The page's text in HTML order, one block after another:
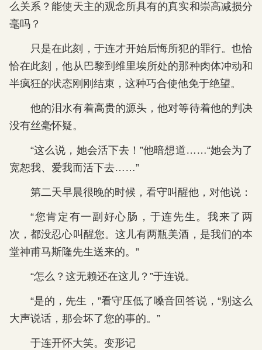
么关系？能使天主的观念所具有的真实和崇高减损分
毫吗？
只是在此刻，于连才开始后悔所犯的罪行。也恰
恰在此刻，他从巴黎到维里埃所处的那种肉体冲动和
半疯狂的状态刚刚结束，这种巧合使他免于绝望。
他的泪水有着高贵的源头，他对等待着他的判决
没有丝毫怀疑。
“这么说，她会活下去！”他暗想道……“她会为了
宽恕我、爱我而活下去……”
第二天早晨很晚的时候，看守叫醒他，对他说：
“您肯定有一副好心肠，于连先生。我来了两
次，都没忍心叫醒您。这儿有两瓶美酒，是我们的本
堂神甫马斯隆先生送来的。”
“怎么？这无赖还在这儿？”于连说。
“是的，先生，”看守压低了嗓音回答说，“别这么
大声说话，那会坏了您的事的。”
于连开怀大笑。变形记